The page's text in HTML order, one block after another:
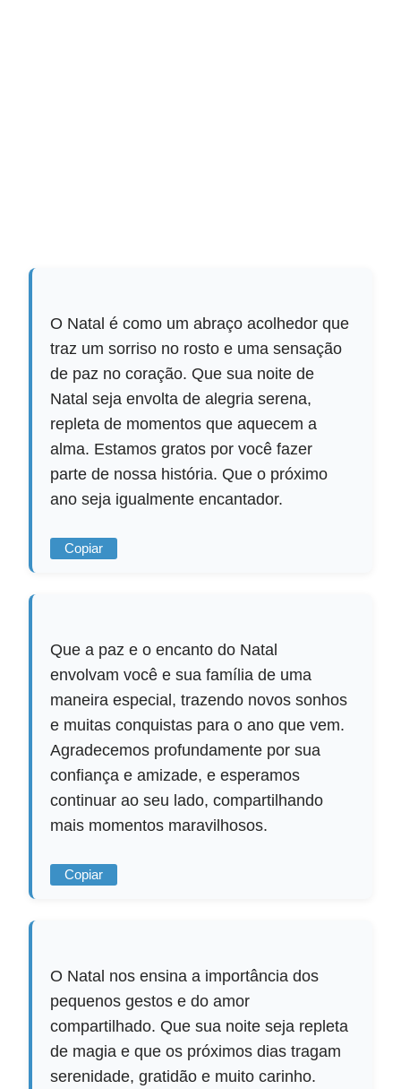
O Natal é como um abraço acolhedor que
traz um sorriso no rosto e uma sensação
de paz no coração. Que sua noite de
Natal seja envolta de alegria serena,
repleta de momentos que aquecem a
alma. Estamos gratos por você fazer
parte de nossa história. Que o próximo
ano seja igualmente encantador.
Copiar
Que a paz e o encanto do Natal
envolvam você e sua família de uma
maneira especial, trazendo novos sonhos
e muitas conquistas para o ano que vem.
Agradecemos profundamente por sua
confiança e amizade, e esperamos
continuar ao seu lado, compartilhando
mais momentos maravilhosos.
Copiar
O Natal nos ensina a importância dos
pequenos gestos e do amor
compartilhado. Que sua noite seja repleta
de magia e que os próximos dias tragam
serenidade, gratidão e muito carinho.